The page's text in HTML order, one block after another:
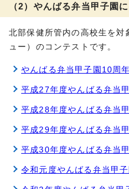
（2）やんばる弁当甲子園
北部保健所管内の高校生を対
ュー）のコンテストです。
やんばる弁当甲子園10周年
平成27年度やんばる弁当
平成28年度やんばる弁当
平成29年度やんばる弁当
平成30年度やんばる弁当
令和元度やんばる弁当甲